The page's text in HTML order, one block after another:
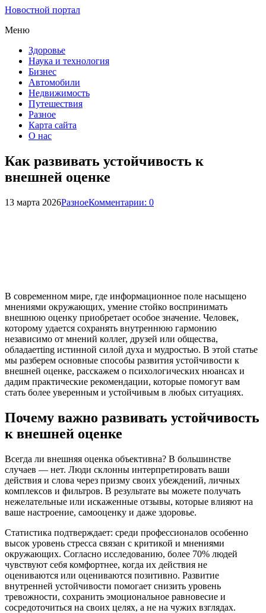
Новостной портал
Меню
Здоровье
Наука и технология
Бизнес
Автомобили
Недвижимость
Путешествия
Разное
Карта сайта
О нас
Как развивать устойчивость к
внешней оценке
13 марта 2026РазноеКомментарии: 0
В современном мире, где информационное поле насыщено
мнениями окружающих, умение стойко воспринимать
внешнюю оценку приобретает особое значение. Человек,
которому удается сохранять внутреннюю гармонию
независимо от мнений коллег, друзей или общества,
обладаетting истинной силой духа и мудростью. В этой статье
мы разберем основные способы развития устойчивости к
внешней оценке, расскажем о психологических нюансах и
дадим практические рекомендации, которые помогут вам
стать более уверенным и устойчивым в любых ситуациях.
Почему важно развивать устойчивость
к внешней оценке
Всегда ли внешняя оценка объективна? В большинстве
случаев — нет. Люди склонны интерпретировать ваши
действия и слова через призму своих убеждений, личных
комплексов и фильтров. В результате вы можете получать
нежелательные или искаженные отзывы, которые влияют на
ваше настроение, самооценку и даже здоровье.
Статистика подтверждает: среди профессионалов особенно
высок уровень стресса связан с критикой и мнениями
окружающих. Согласно исследованию, более 70% людей
чувствуют себя комфортнее, когда их действия не
оцениваются или оцениваются позитивно. Развитие
внутренней устойчивости помогает снизить уровень
тревожности, сохранить эмоциональное равновесие и
сосредоточиться на своих целях, а не на чужих взглядах.